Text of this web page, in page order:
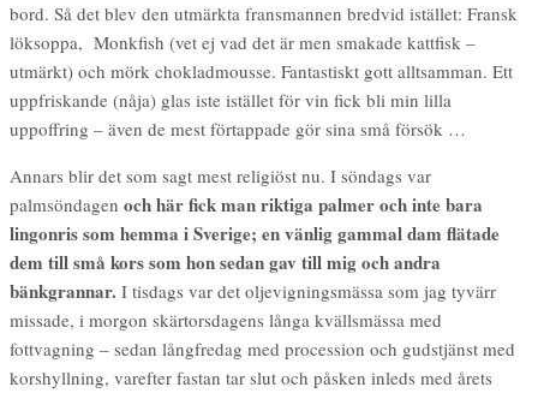
bord. Så det blev den utmärkta fransmannen bredvid istället: Fransk
löksoppa, Monkfish (vet ej vad det är men smakade kattfisk –
utmärkt) och mörk chokladmousse. Fantastiskt gott alltsamman. Ett
uppfriskande (nåja) glas iste istället för vin fick bli min lilla
uppoffring – även de mest förtappade gör sina små försök …
Annars blir det som sagt mest religiöst nu. I söndags var
palmsöndagen och här fick man riktiga palmer och inte bara
lingonris som hemma i Sverige; en vänlig gammal dam flätade
dem till små kors som hon sedan gav till mig och andra
bänkgrannar. I tisdags var det oljevigningsmässa som jag tyvärr
missade, i morgon skärtorsdagens långa kvällsmässa med
fottvagning – sedan långfredag med procession och gudstjänst med
korshyllning, varefter fastan tar slut och påsken inleds med årets